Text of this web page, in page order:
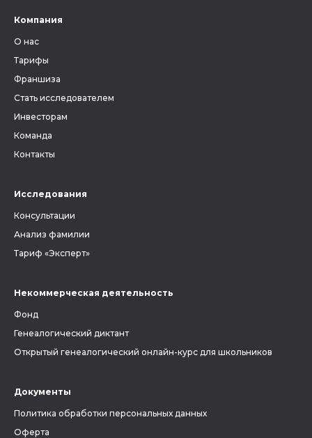
Компания
О нас
Тарифы
Франшиза
Стать исследователем
Инвесторам
Команда
Контакты
Исследования
Консультации
Анализ фамилии
Тариф «Эксперт»
Некоммерческая деятельность
Фонд
Генеалогический диктант
Открытый генеалогический онлайн-курс для школьников
Документы
Политика обработки персональных данных
Оферта